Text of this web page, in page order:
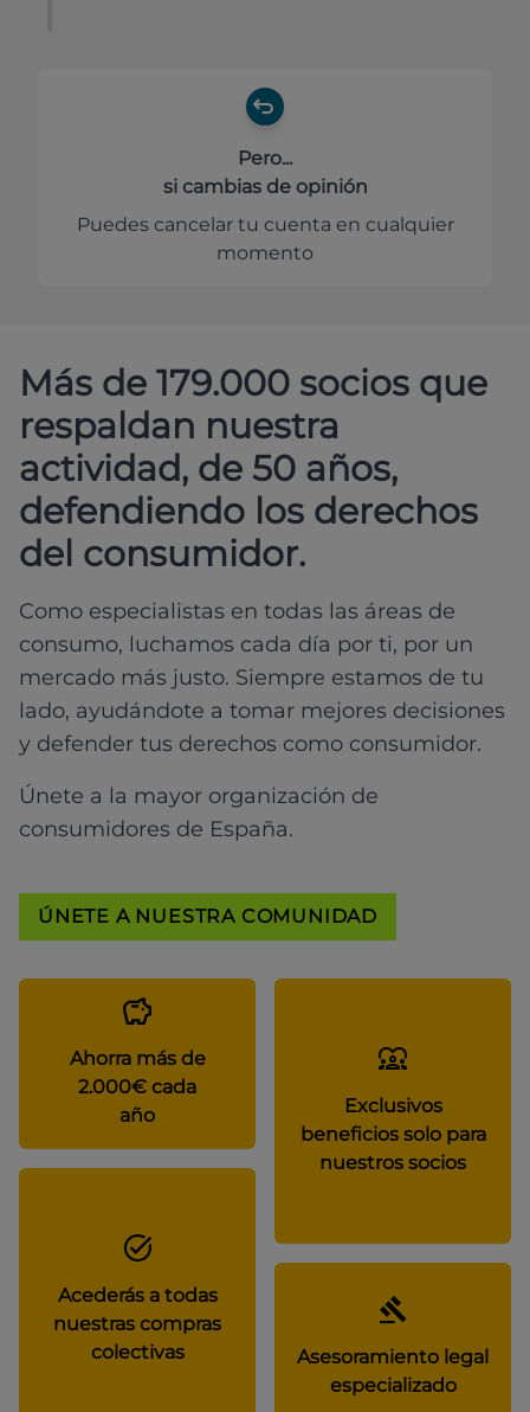
Pero...
si cambias de opinión
Puedes cancelar tu cuenta en cualquier
momento
Más de 179.000 socios que
respaldan nuestra
actividad, de 50 años,
defendiendo los derechos
del consumidor.
Como especialistas en todas las áreas de
consumo, luchamos cada día por ti, por un
mercado más justo. Siempre estamos de tu
lado, ayudándote a tomar mejores decisiones
y defender tus derechos como consumidor.
Únete a la mayor organización de
consumidores de España.
ÚNETE A NUESTRA COMUNIDAD
Ahorra más de
2.000€ cada
año
Exclusivos
beneficios solo para
nuestros socios
Acederás a todas
nuestras compras
colectivas
Asesoramiento legal
especializado